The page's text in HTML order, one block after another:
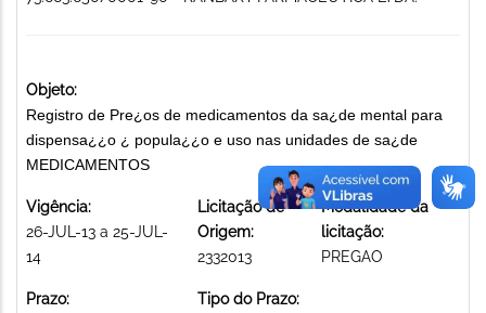
Objeto:
Registro de Pre¿os de medicamentos da sa¿de mental para
dispensa¿¿o ¿ popula¿¿o e uso nas unidades de sa¿de
MEDICAMENTOS
Vigência:
26-JUL-13 a 25-JUL-
14
Licitação de
Origem:
2332013
Modalidade da
licitação:
PREGAO
Prazo:
Tipo do Prazo: